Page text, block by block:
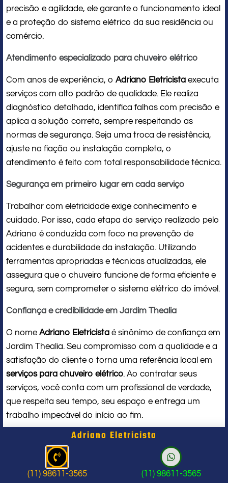
precisão e agilidade, ele garante o funcionamento ideal
e a proteção do sistema elétrico da sua residência ou
comércio.
Atendimento especializado para chuveiro elétrico
Com anos de experiência, o Adriano Eletricista executa
serviços com alto padrão de qualidade. Ele realiza
diagnóstico detalhado, identifica falhas com precisão e
aplica a solução correta, sempre respeitando as
normas de segurança. Seja uma troca de resistência,
ajuste na fiação ou instalação completa, o
atendimento é feito com total responsabilidade técnica.
Segurança em primeiro lugar em cada serviço
Trabalhar com eletricidade exige conhecimento e
cuidado. Por isso, cada etapa do serviço realizado pelo
Adriano é conduzida com foco na prevenção de
acidentes e durabilidade da instalação. Utilizando
ferramentas apropriadas e técnicas atualizadas, ele
assegura que o chuveiro funcione de forma eficiente e
segura, sem comprometer o sistema elétrico do imóvel.
Confiança e credibilidade em Jardim Thealia
O nome Adriano Eletricista é sinônimo de confiança em
Jardim Thealia. Seu compromisso com a qualidade e a
satisfação do cliente o torna uma referência local em
serviços para chuveiro elétrico. Ao contratar seus
serviços, você conta com um profissional de verdade,
que respeita seu tempo, seu espaço e entrega um
trabalho impecável do início ao fim.
Problema com chuveiro: sinais que
indicam a hora de chamar um
profissional
Adriano Eletricista
(11) 98611-3565 (11) 98611-3565